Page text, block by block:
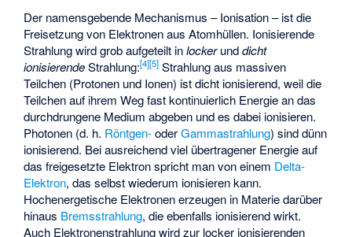
Der namensgebende Mechanismus – Ionisation – ist die
Freisetzung von Elektronen aus Atomhüllen. Ionisierende
Strahlung wird grob aufgeteilt inlockerunddicht
ionisierendeStrahlung:[4][5] Strahlung aus massiven
Teilchen (Protonen und Ionen) ist dicht ionisierend, weil die
Teilchen auf ihrem Weg fast kontinuierlich Energie an das
durchdrungene Medium abgeben und es dabei ionisieren.
Photonen (d. h. Röntgen-oderGammastrahlung) sind dünn
ionisierend. Bei ausreichend viel übertragener Energie auf
das freigesetzte Elektron spricht man von einem Delta-
Elektron, das selbst wiederum ionisieren kann.
Hochenergetische Elektronen erzeugen in Materie darüber
hinaus Bremsstrahlung, die ebenfalls ionisierend wirkt.
Auch Elektronenstrahlung wird zur locker ionisierenden